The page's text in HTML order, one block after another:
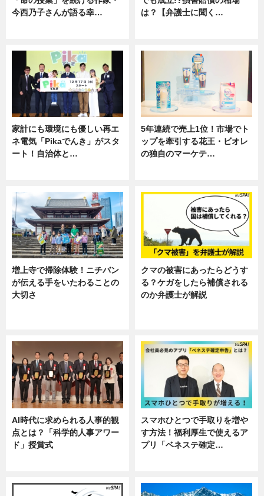
今西乃子さんが語る幸…
は？【弁護士に聞く…
家計にも環境にも優しい再エ
ネ電気「Pikaでんき」がスタ
ート！自治体と…
5年連続で売上1位！市場でト
ップを牽引する花王・ビオレ
の独自のマーケテ…
増上寺で掃除体験！ニチバン
が伝える手をいたわることの
大切さ
クマの被害にあったらどうす
る？ケガをしたら補償される
のか弁護士が解説
AI時代に求められる人事的観
点とは？「科学的人事アワー
ド」授賞式
スマホひとつで手取りを増や
す方法！福利厚生で使えるア
プリ「ベネステ確定…